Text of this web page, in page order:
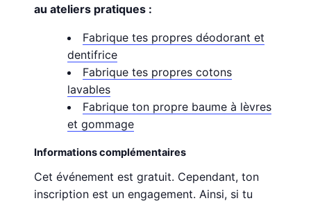
au ateliers pratiques :
Fabrique tes propres déodorant et
dentifrice
Fabrique tes propres cotons
lavables
Fabrique ton propre baume à lèvres
et gommage
Informations complémentaires
Cet événement est gratuit. Cependant, ton
inscription est un engagement. Ainsi, si tu